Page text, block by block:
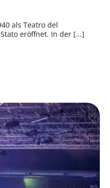
als Teatro del
eröffnet. In der [...]